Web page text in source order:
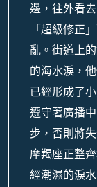
邊，往外看
「超級修正
亂。街道上
的海水淚，
已經形成了
遵守著廣播
步，否則將
摩羯座正整
經潮濕的淚